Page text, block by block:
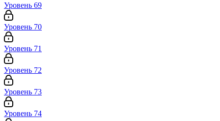
Уровень 69
Уровень 70
Уровень 71
Уровень 72
Уровень 73
Уровень 74